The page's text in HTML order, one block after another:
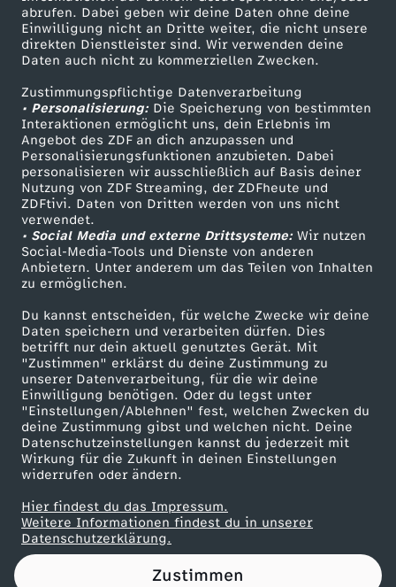
abrufen. Dabei geben wir deine Daten ohne deine
Einwilligung nicht an Dritte weiter, die nicht unsere
direkten Dienstleister sind. Wir verwenden deine
Daten auch nicht zu kommerziellen Zwecken.
Zustimmungspflichtige Datenverarbeitung
• Personalisierung:Die Speicherung von bestimmten
Interaktionen ermöglicht uns, dein Erlebnis im
Angebot des ZDF an dich anzupassen und
Personalisierungsfunktionen anzubieten. Dabei
personalisieren wir ausschließlich auf Basis deiner
Nutzung von ZDF Streaming, der ZDFheute und
ZDFtivi. Daten von Dritten werden von uns nicht
verwendet.
• Social Media und externe Drittsysteme:Wir nutzen
Social-Media-Tools und Dienste von anderen
Anbietern. Unter anderem um das Teilen von Inhalten
zu ermöglichen.
Du kannst entscheiden, für welche Zwecke wir deine
Daten speichern und verarbeiten dürfen. Dies
betrifft nur dein aktuell genutztes Gerät. Mit
"Zustimmen" erklärst du deine Zustimmung zu
unserer Datenverarbeitung, für die wir deine
Einwilligung benötigen. Oder du legst unter
"Einstellungen/Ablehnen" fest, welchen Zwecken du
deine Zustimmung gibst und welchen nicht. Deine
Datenschutzeinstellungen kannst du jederzeit mit
Wirkung für die Zukunft in deinen Einstellungen
widerrufen oder ändern.
Hier findest du das Impressum.
Weitere Informationen findest du in unserer
Datenschutzerklärung.
Zustimmen
e
i
n
E
r
b
a
r
m
e
n
ZDF-Apps
Smart TV
ZDFtext
Livestreams
Sendungen A-Z
TV-Programm
ZDFmitreden
Kontakt zum ZDF
Tickets
Zuschauerservice
Hilfe
ZDF Unternehmen
Karriere
ZDF goes Schule
Werbefernsehen
Mainzelmännchen
Partner